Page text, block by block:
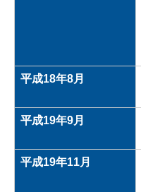
平成18年8月
平成19年9月
平成19年11月